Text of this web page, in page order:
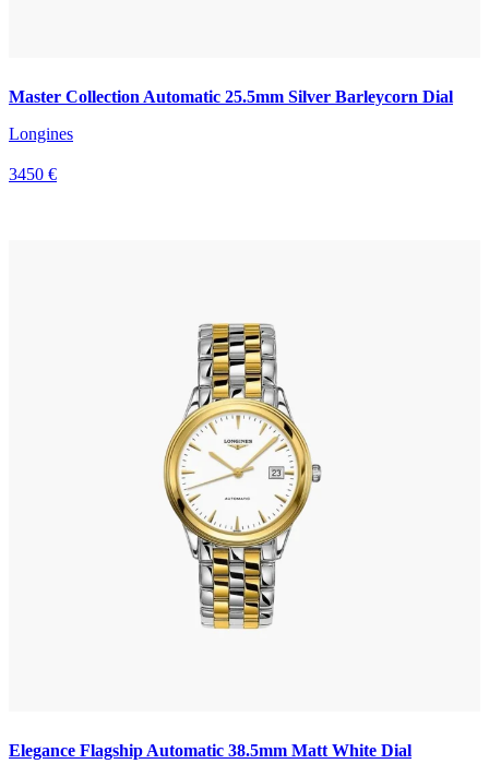
Master Collection Automatic 25.5mm Silver Barleycorn Dial
Longines
3450 €
Elegance Flagship Automatic 38.5mm Matt White Dial